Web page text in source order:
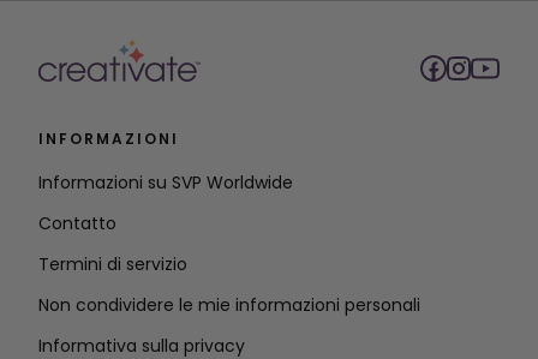
INFORMAZIONI
Informazioni su SVP Worldwide
Contatto
Termini di servizio
Non condividere le mie informazioni personali
Informativa sulla privacy